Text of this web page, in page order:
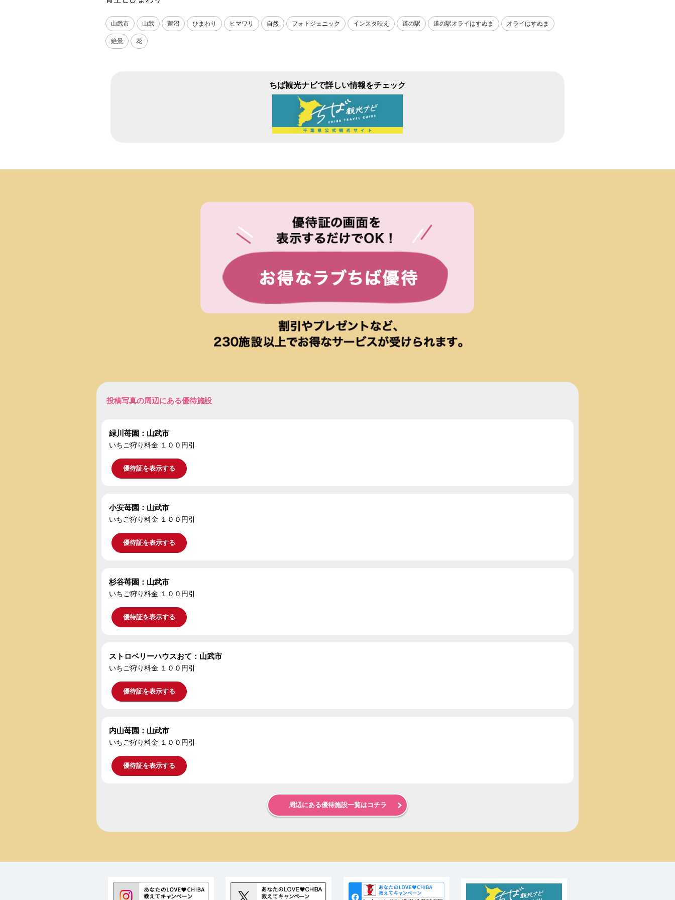
山武市 山武 蓮沼 ひまわり ヒマワリ 自然 フォトジェニック インスタ映え 道の駅 道の駅オライはすぬま オライはすぬま
絶景 花
ちば観光ナビで詳しい情報をチェック
投稿写真の周辺にある優待施設
緑川苺園：山武市
いちご狩り料金 １００円引
優待証を表示する
小安苺園：山武市
いちご狩り料金 １００円引
優待証を表示する
杉谷苺園：山武市
いちご狩り料金 １００円引
優待証を表示する
ストロベリーハウスおて：山武市
いちご狩り料金 １００円引
優待証を表示する
内山苺園：山武市
いちご狩り料金 １００円引
優待証を表示する
周辺にある優待施設一覧はコチラ